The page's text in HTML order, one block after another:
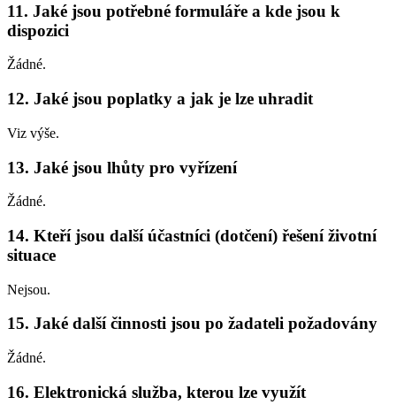
11. Jaké jsou potřebné formuláře a kde jsou k
dispozici
Žádné.
12. Jaké jsou poplatky a jak je lze uhradit
Viz výše.
13. Jaké jsou lhůty pro vyřízení
Žádné.
14. Kteří jsou další účastníci (dotčení) řešení životní
situace
Nejsou.
15. Jaké další činnosti jsou po žadateli požadovány
Žádné.
16. Elektronická služba, kterou lze využít